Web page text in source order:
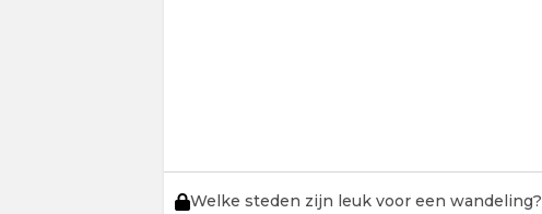
Welke steden zijn leuk voor een wandeling?